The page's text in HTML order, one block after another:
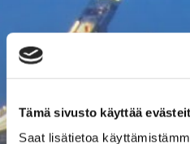
Tämä sivusto käyttää
Saat lisätietoa